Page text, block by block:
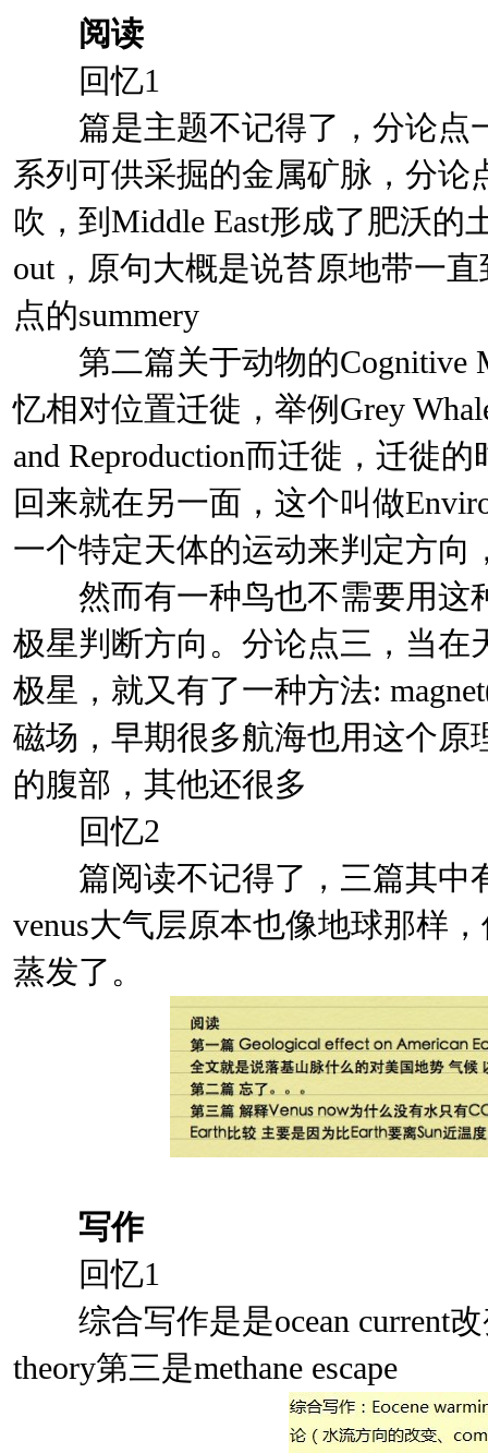
阅读
回忆1
篇是主题不记得了，分论点
系列可供采掘的金属矿脉，分论
吹，到Middle East形成了肥沃的
out，原句大概是说苔原地带一
点的summery
第二篇关于动物的Cognitive
忆相对位置迁徙，举例Grey
and Reproduction而迁徙，迁徙
回来就在另一面，这个叫做
一个特定天体的运动来判定方向
然而有一种鸟也不需要用这
极星判断方向。分论点三，当在
极星，就又有了一种方法:
磁场，早期很多航海也用这个原
的腹部，其他还很多
回忆2
篇阅读不记得了，三篇其中
venus大气层原本也像地球那样
蒸发了。
写作
回忆1
综合写作是是ocean current改
theory第三是methane escape